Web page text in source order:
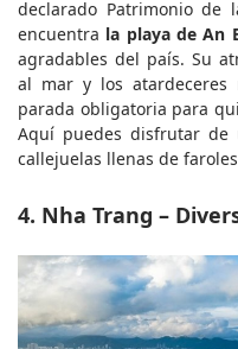
declarado Patrimonio de
encuentra la playa de An
agradables del país. Su
al mar y los atardeceres
parada obligatoria para
Aquí puedes disfrutar
callejuelas llenas de
4. Nha Trang –